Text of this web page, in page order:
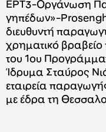
ΕΡΤ3-Οργάνωση
γηπέδων»-
διευθυντή
χρηματικό βραβείο
του 1ου
Ίδρυμα Σταύρος
εταιρεία
με έδρα τη